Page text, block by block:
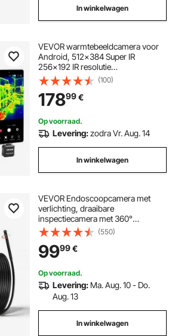
In winkelwagen
VEVOR warmtebeeldcamera voor
Android, 512x384 Super IR
256x192 IR resolutie
warmtebeeldcamera voor
smartphone en tablet met USB-C-
aansluiting, 25Hz infraroodcamera
met 15 kleurenpaletten voor
inspectie van -20°C tot 550°C
(100)
17899€
Op voorraad.
Levering:zodra Vr. Aug. 14
In winkelwagen
VEVOR Endoscoopcamera met
verlichting, draaibare
inspectiecamera met 360°
beweegbare kop, IP67 waterdichte
pijpcamera met 5-inch display, 5
meter flexibele kabel, 5000 mAh
accu, 8 mm borescopecamera voor
auto en thuis
(550)
9999€
Op voorraad.
Levering: Ma. Aug. 10 - Do.
Aug. 13
In winkelwagen